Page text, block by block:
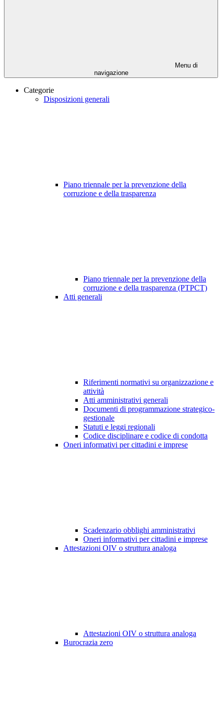
Menu di
navigazione
Categorie
Disposizioni generali
Piano triennale per la prevenzione della
corruzione e della trasparenza
Piano triennale per la prevenzione della
corruzione e della trasparenza (PTPCT)
Atti generali
Riferimenti normativi su organizzazione e
attività
Atti amministrativi generali
Documenti di programmazione strategico-
gestionale
Statuti e leggi regionali
Codice disciplinare e codice di condotta
Oneri informativi per cittadini e imprese
Scadenzario obblighi amministrativi
Oneri informativi per cittadini e imprese
Attestazioni OIV o struttura analoga
Attestazioni OIV o struttura analoga
Burocrazia zero